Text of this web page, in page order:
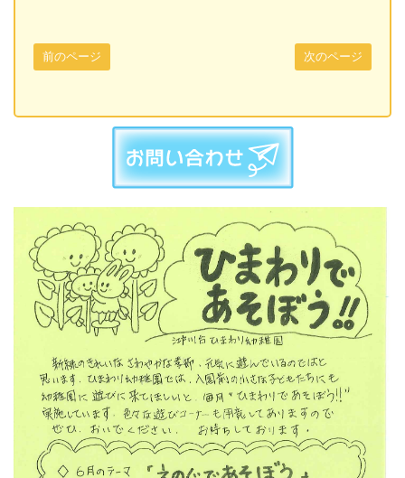
前のページ 次のページ